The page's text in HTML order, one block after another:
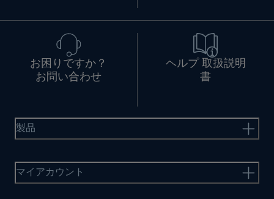
お困りですか？
お問い合わせ
ヘルプ 取扱説明
書
製品
マイアカウント